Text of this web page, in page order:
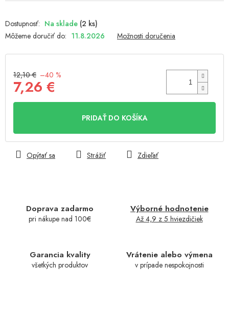
Na sklade (2 ks)
Môžeme doručiť do: 11.8.2026 Možnosti doručenia
12,10 € –40 %
7,26 €
Jednotková
PRIDAŤ DO KOŠÍKA
Doprava zadarmo
pri nákupe nad 100€
Výborné hodnotenie
Až 4,9 z 5 hviezdičiek
Garancia kvality
všetkých produktov
Vrátenie alebo výmena
v prípade nespokojnosti
Opýtať sa Strážiť Zdieľať